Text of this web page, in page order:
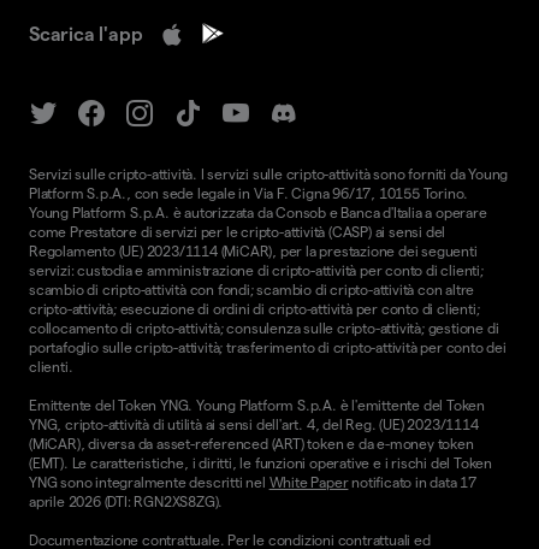
Scarica l'app
Servizi sulle cripto-attività. I servizi sulle cripto-attività sono forniti da Young
Platform S.p.A., con sede legale in Via F. Cigna 96/17, 10155 Torino.
Young Platform S.p.A. è autorizzata da Consob e Banca d'Italia a operare
come Prestatore di servizi per le cripto-attività (CASP) ai sensi del
Regolamento (UE) 2023/1114 (MiCAR), per la prestazione dei seguenti
servizi: custodia e amministrazione di cripto-attività per conto di clienti;
scambio di cripto-attività con fondi; scambio di cripto-attività con altre
cripto-attività; esecuzione di ordini di cripto-attività per conto di clienti;
collocamento di cripto-attività; consulenza sulle cripto-attività; gestione di
portafoglio sulle cripto-attività; trasferimento di cripto-attività per conto dei
clienti.
Emittente del Token YNG. Young Platform S.p.A. è l'emittente del Token
YNG, cripto-attività di utilità ai sensi dell'art. 4, del Reg. (UE) 2023/1114
(MiCAR), diversa da asset-referenced (ART) token e da e-money token
(EMT). Le caratteristiche, i diritti, le funzioni operative e i rischi del Token
YNG sono integralmente descritti nel White Papernotificato in data 17
aprile 2026 (DTI: RGN2XS8ZG).
Documentazione contrattuale. Per le condizioni contrattuali ed